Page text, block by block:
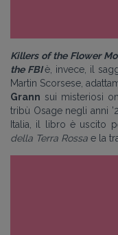
Killers of the Flower
the FBIè, invece, il
Martin Scorsese,
Grann sui misteriosi
tribù Osage negli anni
Italia, il libro è uscito
della Terra Rossa e la